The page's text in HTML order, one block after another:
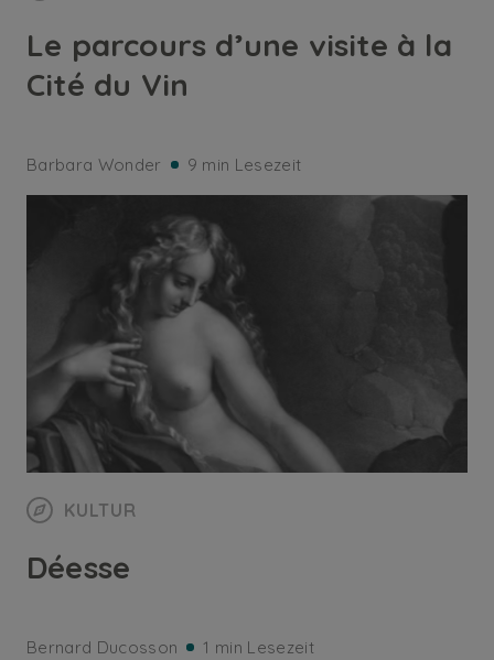
Le parcours d’une visite à la
Cité du Vin
Barbara Wonder 9 min Lesezeit
KULTUR
Déesse
Bernard Ducosson 1 min Lesezeit